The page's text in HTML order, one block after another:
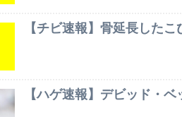
【チビ速報】骨延長した
【ハゲ速報】デビッド・